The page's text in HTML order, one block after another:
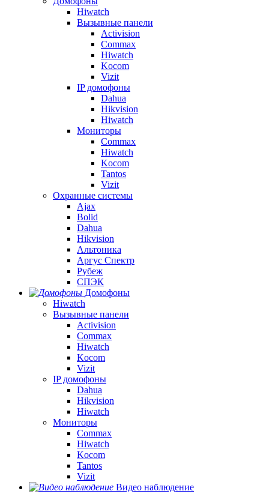
Hiwatch
Вызывные панели
Activision
Commax
Hiwatch
Kocom
Vizit
IP домофоны
Dahua
Hikvision
Hiwatch
Мониторы
Commax
Hiwatch
Kocom
Tantos
Vizit
Охранные системы
Ajax
Bolid
Dahua
Hikvision
Альтоника
Аргус Спектр
Рубеж
СПЭК
Домофоны
Hiwatch
Вызывные панели
Activision
Commax
Hiwatch
Kocom
Vizit
IP домофоны
Dahua
Hikvision
Hiwatch
Мониторы
Commax
Hiwatch
Kocom
Tantos
Vizit
Видео наблюдение